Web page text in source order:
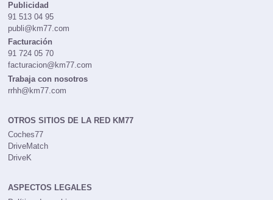
Publicidad
91 513 04 95
publi@km77.com
Facturación
91 724 05 70
facturacion@km77.com
Trabaja con nosotros
rrhh@km77.com
OTROS SITIOS DE LA RED KM77
Coches77
DriveMatch
DriveK
ASPECTOS LEGALES